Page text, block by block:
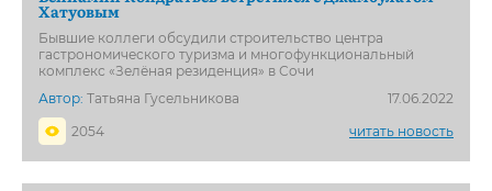
Хатуовым
Бывшие коллеги обсудили строительство центра
гастрономического туризма и многофункциональный
комплекс «Зелёная резиденция» в Сочи
Автор: Татьяна Гусельникова
17.06.2022
2054
читать новость